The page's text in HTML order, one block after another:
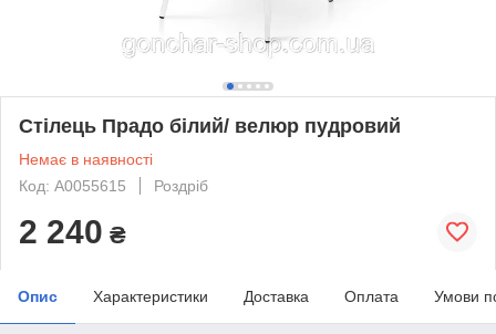
Стілець Прадо білий/ велюр пудровий
Немає в наявності
Код: А0055615
Роздріб
2 240 ₴
Опис Характеристики Доставка Оплата Умови